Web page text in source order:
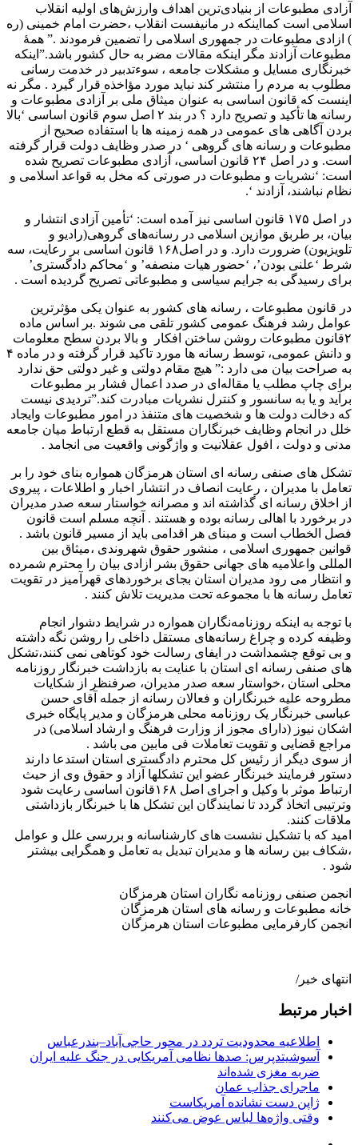
آزادی مطبوعات از بنیادی‌ترین اهداف وارزش‌های اولیه انقلاب
اسلامی است کمااینکه در مانیفست انقلاب ،حضرت امام خمینی (ره
) ازادی مطبوعات در جمهوری اسلامی را تضمین فرمودند .” همۀ
مطبوعات آزادند مگر اینکه مقالات مضر به حال کشور باشد.”اینکه
خبرنگاری مسایل و مشکلات جامعه ، سوءتدبیر در خدمت رسانی
مطلوب به مردم را منتشر کند نباید مورد مؤاخذه قرار گیرد . مگر نه
اینست که قانون اساسی به عنوان میثاق ملی بر آزادی مطبوعات و
رسانه ها تأکید و تصریح دارد ؟ در بند ۲ اصل سوم قانون اساسی ‘بالا
بردن آگاهی های عمومی در همه زمینه ها با استفاده صحیح از
مطبوعات و رسانه های گروهی ‘ در صدر وظایف دولت قرار گرفته
است. و در اصل ۲۴ قانون اساسی، آزادی مطبوعات تصریح شده
است: ‘نشریات و مطبوعات در صورتی كه مخل به قواعد اسلامی و
نظام نباشند، آزادند ‘.
در اصل ۱۷۵ قانون اساسی نیز آمده است: ‘تأمین آزادی انتشار و
بیان، بر طربق موازین اسلامی در رسانه‌های گروهی(رادیو و
تلویزیون) ضرورت دارد. و در اصل۱۶۸ قانون اساسی بر رعایت، سه
شرط ‘علنی بودن’، ‘حضور هیات منصفه’ و ‘محاكم دادگستری’
برای رسیدگی به جرایم سیاسی و مطبوعاتی تصریح گردیده است .
در قانون مطبوعات ، رسانه های کشور به عنوان یکی مؤثرترین
عوامل رشد فرهنگ عمومی کشور تلقی می شوند .بر اساس ماده
۲قانون مطبوعات روشن‌ ساختن‌ افكار ‌ و بالا بردن‌ سطح‌ معلومات‌
و دانش‌ عمومی، توسط رسانه ها مورد تاکید قرار گرفته و در ماده ۴
به صراحت بیان می دارد :” هیچ‌ مقام‌ دولتی‌ و غیر دولتی‌ حق‌ ندارد
برای‌ چاپ‌ مطلب‌ یا مقاله‌ای‌ در صدد اعمال‌ فشار بر مطبوعات‌
برآید و یا به‌ سانسور و كنترل‌ نشریات‌ مبادرت‌ كند.”تردیدی نیست
که دخالت دولت ها و شخصیت های متنفذ در امور مطبوعات وایجاد
خلل در انجام وظایف خبرنگاران مستقل به قطع ارتباط میان جامعه
مدنی و دولت ، افول عقلانیت و واژگونی واقعیت می انجامد .
تشکل های صنفی رسانه ای استان هرمزگان همواره بنای خود را بر
تعامل با مدیران ، رعایت انصاف در انتشار اخبار و اطلاعات ، پیروی
از اخلاق رسانه ای گذاشته اند و مصرانه خواستار سعه صدر مدیران
در برخورد با اهالی رسانه بوده و هستند . آنچه مسلم است قانون
فصل الخطاب است و مبنای هر اقدامی باید از مسیر قانون باشد .
قوانین جمهوری اسلامی ، منشور حقوق شهروندی ،میثاق بین
المللی واعلامیه های جهانی حقوق بشر ازادی بیان را محترم شمرده
و انتظار می رود مدیران استان بجای برخوردهای قهرآمیز در تقویت
تعامل رسانه ها با مجموعه تحت مدیریت تلاش کنند .
با توجه به اینکه روزنامه‌نگاران همواره در شرایط دشوار انجام
وظیفه کرده و چراغ رسانه‌های مستقل داخلی را روشن نگه داشته
و بی توقع چشمداشت در ایفای رسالت خود کوتاهی نمی کنند،تشکل
های صنفی رسانه ای استان با عنایت به بازداشت خبرنگار روزنامه
محلی استان ،خواستار سعه صدر مدیران، صرفنظر از شکایات
مطروحه علیه خبرنگاران و فعالان رسانه از جمله آقای حسن
عباسی خبرنگار یک روزنامه محلی هرمزگان و مدیر پایگاه خبری
اشکان نیوز (دارای مجوز از وزارت فرهنگ و ارشاد اسلامی) در
مراجع قضایی و تقویت تعاملات فی مابین می باشد .
از سوی دیگر از رئیس کل محترم دادگستری استان استدعا دارند
دستور فرمایند خبرنگار عضو این تشکلها آزاد و حقوق وی از حیث
ارتباط موثر با وکیل و اجرای اصل ۱۶۸قانون اساسی رعایت شود
وترتیبی اتخاذ گردد تا نمایندگان این تشکل ها با خبرنگار بازداشتی
ملاقات کنند.
امید که با تشکیل نشست های کارشناسانه و بررسی علل و عوامل
،شکاف بین رسانه ها و مدیران تبدیل به تعامل و همگرایی بیشتر
شود .
انجمن صنفی روزنامه نگاران استان هرمزگان
خانه مطبوعات و رسانه های استان هرمزگان
انجمن کارفرمایی مطبوعات استان هرمزگان
انتهای خبر/
اخبار مرتبط
اطلاعیه محدودیت تردد در محور حاجی‌آباد–بندرعباس
آسوشیتدپرس: صدها نظامی آمریکایی در جنگ علیه ایران
ضربه مغزی شده‌اند
ماجرای جذاب عمان
ژاپن دست نشانده آمریکاست
وقتی واژه‌ها لباس عوض می‌کنند